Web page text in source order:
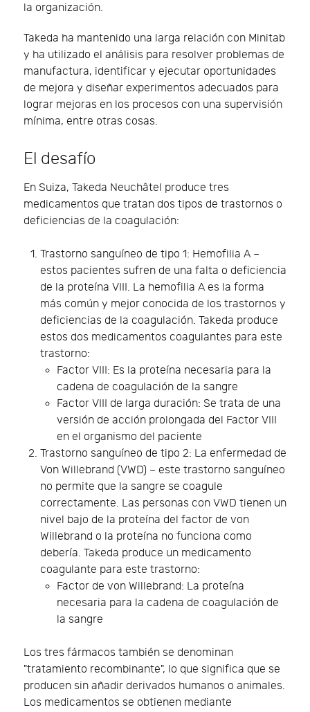
la organización.
Takeda ha mantenido una larga relación con Minitab
y ha utilizado el análisis para resolver problemas de
manufactura, identificar y ejecutar oportunidades
de mejora y diseñar experimentos adecuados para
lograr mejoras en los procesos con una supervisión
mínima, entre otras cosas.
El desafío
En Suiza, Takeda Neuchâtel produce tres
medicamentos que tratan dos tipos de trastornos o
deficiencias de la coagulación:
Trastorno sanguíneo de tipo 1: Hemofilia A –
estos pacientes sufren de una falta o deficiencia
de la proteína VIII. La hemofilia A es la forma
más común y mejor conocida de los trastornos y
deficiencias de la coagulación. Takeda produce
estos dos medicamentos coagulantes para este
trastorno:
Factor VIII: Es la proteína necesaria para la
cadena de coagulación de la sangre
Factor VIII de larga duración: Se trata de una
versión de acción prolongada del Factor VIII
en el organismo del paciente
Trastorno sanguíneo de tipo 2: La enfermedad de
Von Willebrand (VWD) – este trastorno sanguíneo
no permite que la sangre se coagule
correctamente. Las personas con VWD tienen un
nivel bajo de la proteína del factor de von
Willebrand o la proteína no funciona como
debería. Takeda produce un medicamento
coagulante para este trastorno:
Factor de von Willebrand: La proteína
necesaria para la cadena de coagulación de
la sangre
Los tres fármacos también se denominan
"tratamiento recombinante", lo que significa que se
producen sin añadir derivados humanos o animales.
Los medicamentos se obtienen mediante